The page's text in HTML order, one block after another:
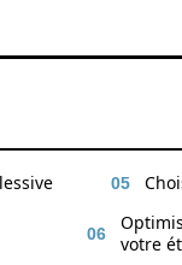
votre